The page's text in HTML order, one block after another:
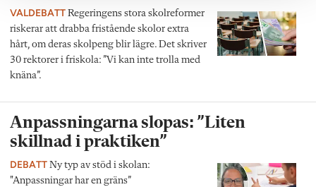
VALDEBATT Regeringens stora skolreformer
riskerar att drabba fristående skolor extra
hårt, om deras skolpeng blir lägre. Det skriver
30 rektorer i friskola: ”Vi kan inte trolla med
knäna”.
Anpassningarna slopas: ”Liten
skillnad i praktiken”
DEBATT Ny typ av stöd i skolan:
"Anpassningar har en gräns”